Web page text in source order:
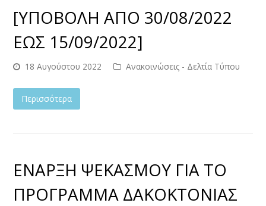
[ΥΠΟΒΟΛΗ ΑΠΟ 30/08/2022
ΕΩΣ 15/09/2022]
18 Αυγούστου 2022 Ανακοινώσεις - Δελτία Τύπου
Περισσότερα
ΕΝΑΡΞΗ ΨΕΚΑΣΜΟΥ ΓΙΑ ΤΟ
ΠΡΟΓΡΑΜΜΑ ΔΑΚΟΚΤΟΝΙΑΣ